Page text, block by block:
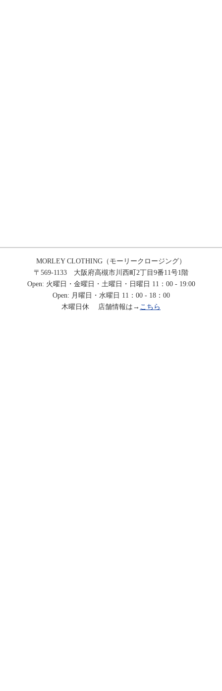
MORLEY CLOTHING（モーリークロージング）
〒569-1133 大阪府高槻市川西町2丁目9番11号1階
Open: 火曜日・金曜日・土曜日・日曜日 11：00 - 19:00
Open: 月曜日・水曜日 11：00 - 18：00
木曜日休 店舗情報は→ こちら